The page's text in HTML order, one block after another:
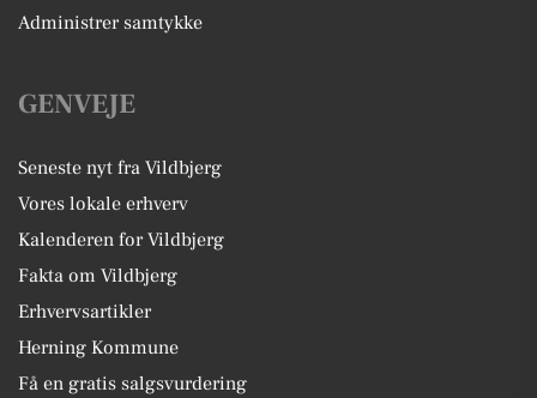
Administrer samtykke
GENVEJE
Seneste nyt fra Vildbjerg
Vores lokale erhverv
Kalenderen for Vildbjerg
Fakta om Vildbjerg
Erhvervsartikler
Herning Kommune
Få en gratis salgsvurdering